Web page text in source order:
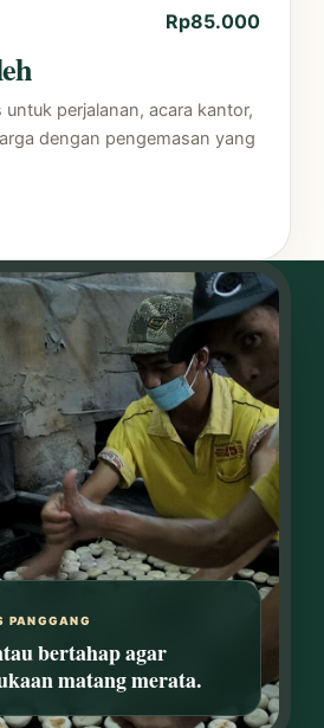
Rp85.000
perjalanan, acara kantor,
dengan pengemasan yang
PANGGANG
bertahap agar
matang merata.